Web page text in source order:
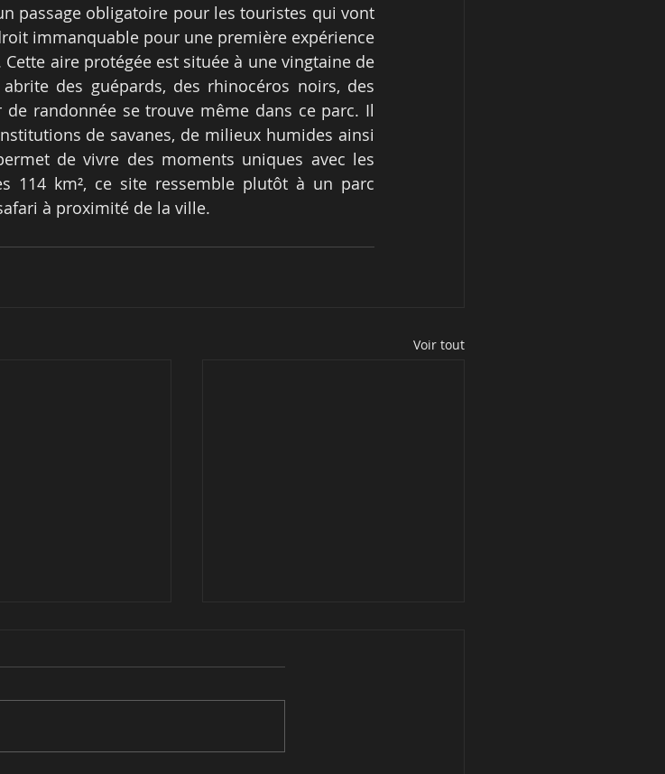
passage obligatoire pour les touristes qui vont
immanquable pour une première expérience
aire protégée est située à une vingtaine de
des guépards, des rhinocéros noirs, des
randonnée se trouve même dans ce parc. Il
de savanes, de milieux humides ainsi
de vivre des moments uniques avec les
114 km², ce site ressemble plutôt à un parc
à proximité de la ville.
Voir tout